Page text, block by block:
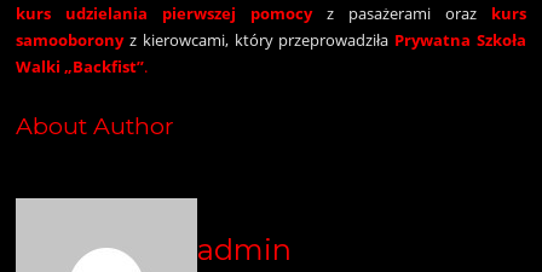
kurs
udzielania pierwszej pomocy z pasażerami oraz
kurs
samooborony z kierowcami, który przeprowadziła Prywatna Szkoła
Walki „Backfist”.
About Author
admin